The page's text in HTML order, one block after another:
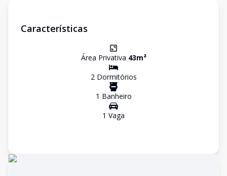
Características
Área Privativa 43m²
2Dormitórios
1 Banheiro
1 Vaga